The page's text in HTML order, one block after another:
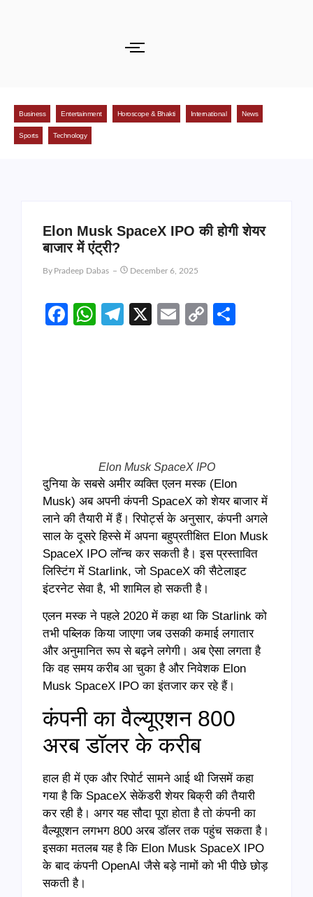
Business Entertainment Horoscope & Bhakti International News
Sports Technology
Elon Musk SpaceX IPO की होगी शेयर
बाजार में एंट्री?
By Pradeep Dabas December 6, 2025
Facebook
WhatsApp
Telegram
X EmailCopy
Elon Musk SpaceX IPO
दुनिया के सबसे अमीर व्यक्ति एलन मस्क (Elon
Musk) अब अपनी कंपनी SpaceX को शेयर बाजार में
लाने की तैयारी में हैं। रिपोर्ट्स के अनुसार, कंपनी अगले
साल के दूसरे हिस्से में अपना बहुप्रतीक्षित Elon Musk
SpaceX IPO लॉन्च कर सकती है। इस प्रस्तावित
लिस्टिंग में Starlink, जो SpaceX की सैटेलाइट
इंटरनेट सेवा है, भी शामिल हो सकती है।
एलन मस्क ने पहले 2020 में कहा था कि Starlink को
तभी पब्लिक किया जाएगा जब उसकी कमाई लगातार
और अनुमानित रूप से बढ़ने लगेगी। अब ऐसा लगता है
कि वह समय करीब आ चुका है और निवेशक Elon
Musk SpaceX IPO का इंतजार कर रहे हैं।
कंपनी का वैल्यूएशन 800
अरब डॉलर के करीब
हाल ही में एक और रिपोर्ट सामने आई थी जिसमें कहा
गया है कि SpaceX सेकेंडरी शेयर बिक्री की तैयारी
कर रही है। अगर यह सौदा पूरा होता है तो कंपनी का
वैल्यूएशन लगभग 800 अरब डॉलर तक पहुंच सकता है।
इसका मतलब यह है कि Elon Musk SpaceX IPO
के बाद कंपनी OpenAI जैसे बड़े नामों को भी पीछे छोड़
सकती है।